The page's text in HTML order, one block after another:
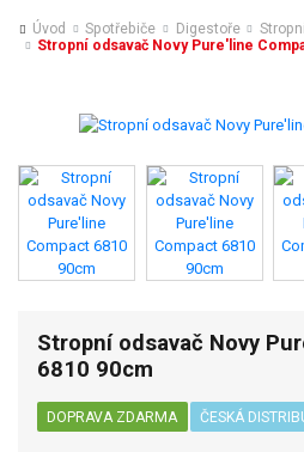
Úvod Spotřebiče Digestoře
Stropní odsavač Novy Pure'line
Stropní odsavač Novy
6810 90cm
DOPRAVA ZDARMA ČESKÁ